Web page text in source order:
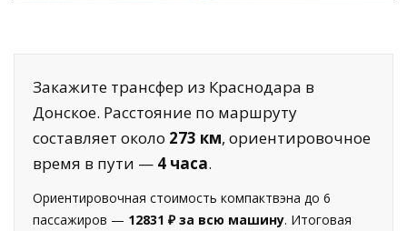
Закажите трансфер из Краснодара в
Донское. Расстояние по маршруту
составляет около 273 км, ориентировочное
время в пути — 4 часа.
Ориентировочная стоимость компактвэна до 6
пассажиров — 12831 ₽ за всю машину. Итоговая